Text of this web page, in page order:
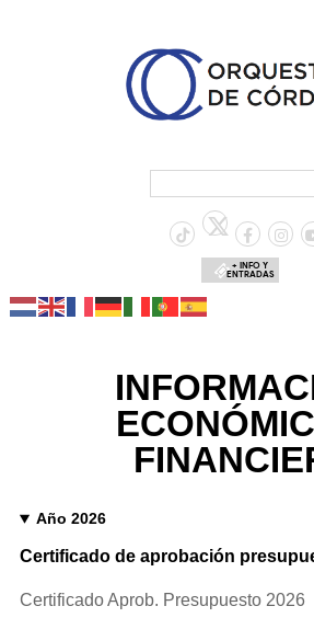
+ INFO Y
ENTRADAS
Año 2026
Certificado de aprobación
Certificado Aprob. Presupuesto 2026